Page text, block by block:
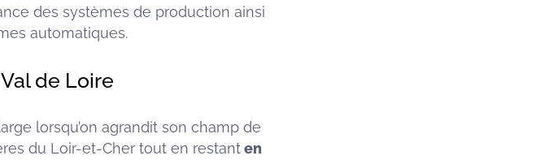
des systèmes de production ainsi
automatiques.
de Loire
lorsqu’on agrandit son champ de
du Loir-et-Cher tout en restanten